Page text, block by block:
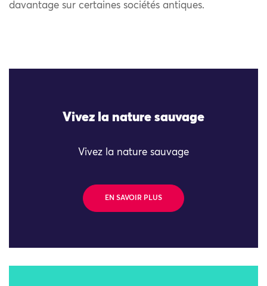
davantage sur certaines sociétés antiques.
Vivez la nature sauvage
Vivez la nature sauvage
EN SAVOIR PLUS